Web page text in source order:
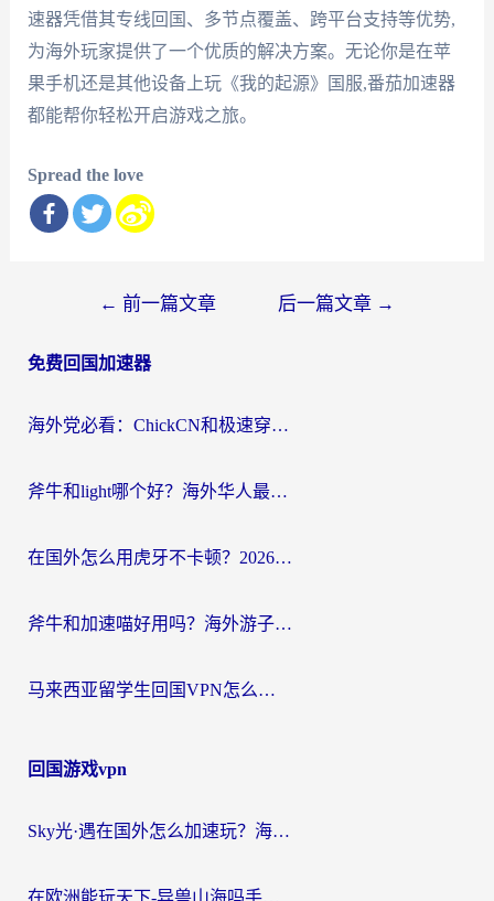
速器凭借其专线回国、多节点覆盖、跨平台支持等优势,
为海外玩家提供了一个优质的解决方案。无论你是在苹
果手机还是其他设备上玩《我的起源》国服,番茄加速器
都能帮你轻松开启游戏之旅。
Spread the love
导
← 前一篇文章 后一篇文章 →
免费回国加速器
海外党必看：ChickCN和极速穿梭VPN好用吗？3招教你选对回国加速器无缝刷国内资源
斧牛和light哪个好？海外华人最关心的回国加速器选择难题，一篇讲透
在国外怎么用虎牙不卡顿？2026海外华人亲测有效的回国加速器选择指南
斧牛和加速喵好用吗？海外游子的真实选择困境
马来西亚留学生回国VPN怎么选？3个避坑点+1款实测好用的加速器推荐
回国游戏vpn
Sky光·遇在国外怎么加速玩？海外党亲测有效的国服游戏加速指南